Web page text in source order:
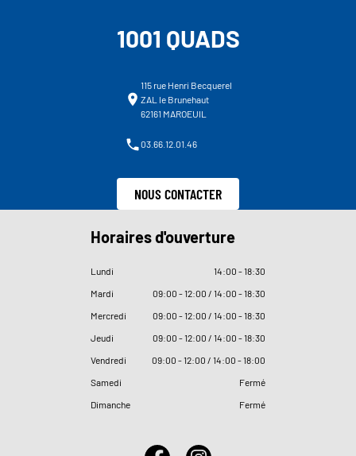
1001 QUADS
115 rue Henri Becquerel
ZAL le Brunehaut
62161 MAROEUIL
03.66.12.01.46
NOUS CONTACTER
Horaires d'ouverture
Lundi 14:00 - 18:30
Mardi
09:00 - 12:00 / 14:00 - 18:30
Mercredi
09:00 - 12:00 / 14:00 - 18:30
Jeudi
09:00 - 12:00 / 14:00 - 18:30
Vendredi
09:00 - 12:00 / 14:00 - 18:00
Samedi
Fermé
Dimanche
Fermé